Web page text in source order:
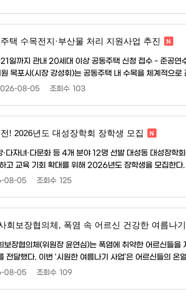
택 수목전지·부산물 처리 지원사업 추진
일까지 관내 20세대 이상 공동주택 신청 접수 - 준공연
쾌적하고
을 조성하기 위해 ‘공동주택 수목전지 및 부산물 처리 지원
08-05 조회수 103
! 2026년도 대성장학회 장학생 모집
문화 등 4개 분야 12명 선발 대성동 대성장학회(회장 김명환)가 지
교육 기회 확대를 위해 2026년도 장학생을 모집한다. 신청 기간은 8월
성적우수(중·고·대) ▲희망(저소득·중·고·대) ▲다자녀(초
08-05 조회수 125
회보장협의체, 폭염 속 어르신 건강한 여름나
보장협의체(위원장 윤연심)는 폭염에 취약한 어르신들을
은 어르신들의 온열질환 예방과 안부
됐다. 협의체 위원들은 각 가정을 방문해 넥쿨러를 전달하
08-05 조회수 109